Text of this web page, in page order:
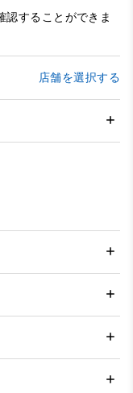
認することができま
店舗を選択する